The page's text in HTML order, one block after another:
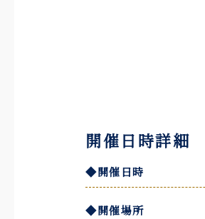
開催日時詳細
◆開催日時
◆開催場所